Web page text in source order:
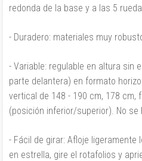
redonda de la base y a las 5
- Duradero: materiales muy
- Variable: regulable en altura sin
parte delantera) en formato
vertical de 148 - 190 cm, 178 cm,
(posición inferior/superior). No se
- Fácil de girar: Afloje ligeramente
en estrella, gire el rotafolios y